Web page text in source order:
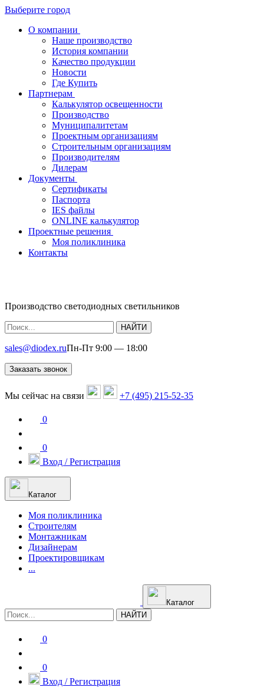
Выберите город
О компании
Наше производство
История компании
Качество продукции
Новости
Где Купить
Партнерам
Калькулятор освещенности
Производство
Муниципалитетам
Проектным организациям
Строительным организациям
Производителям
Дилерам
Документы
Сертификаты
Паспорта
IES файлы
ONLINE калькулятор
Проектные решения
Моя поликлиника
Контакты
Производство светодиодных светильников
НАЙТИ
sales@diodex.ruПн-Пт 9:00 — 18:00
Заказать звонок
Мы сейчас на связи +7 (495) 215-52-35
0
0
Вход / Регистрация
Каталог
Моя поликлиника
Строителям
Монтажникам
Дизайнерам
Проектировщикам
...
Каталог
НАЙТИ
0
0
Вход / Регистрация